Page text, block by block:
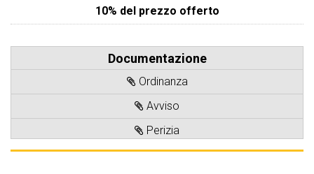
10% del prezzo offerto
Documentazione
Ordinanza
Avviso
Perizia